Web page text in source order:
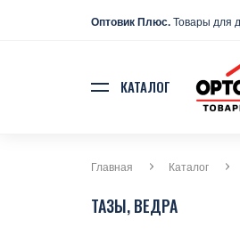
Оптовик Плюс.Товары для
КАТАЛОГ
Главная Каталог
ТАЗЫ, ВЕДРА